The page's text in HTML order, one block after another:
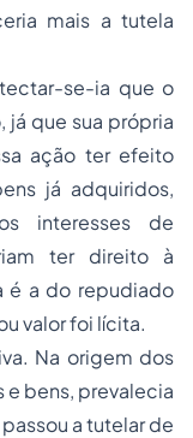
mais a tutela
se-ia que o
já que sua própria
ação ter efeito
já adquiridos,
interesses de
ter direito à
é a do repudiado
valor foi lícita.
Na origem dos
e bens, prevalecia
a tutelar de